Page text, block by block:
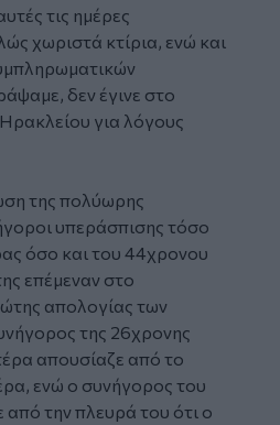
τις ημέρες
χωριστά κτίρια, ενώ και
δεν έγινε στο
για λόγους
της πολύωρης
υπεράσπισης τόσο
όσο και του 44χρονου
επέμεναν στο
απολογίας των
της 26χρονης
απουσίαζε από το
ενώ ο συνήγορος του
την πλευρά του ότι ο